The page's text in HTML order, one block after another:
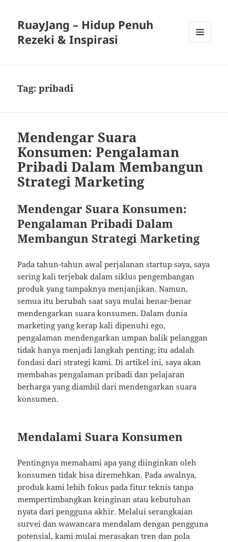
RuayJang – Hidup Penuh
Rezeki & Inspirasi
Tag:pribadi
Mendengar Suara
Konsumen: Pengalaman
Pribadi Dalam Membangun
Strategi Marketing
Mendengar Suara Konsumen:
Pengalaman Pribadi Dalam
Membangun Strategi Marketing
Pada tahun-tahun awal perjalanan startup saya, saya
sering kali terjebak dalam siklus pengembangan
produk yang tampaknya menjanjikan. Namun,
semua itu berubah saat saya mulai benar-benar
mendengarkan suara konsumen. Dalam dunia
marketing yang kerap kali dipenuhi ego,
pengalaman mendengarkan umpan balik pelanggan
tidak hanya menjadi langkah penting; itu adalah
fondasi dari strategi kami. Di artikel ini, saya akan
membahas pengalaman pribadi dan pelajaran
berharga yang diambil dari mendengarkan suara
konsumen.
Mendalami Suara Konsumen
Pentingnya memahami apa yang diinginkan oleh
konsumen tidak bisa diremehkan. Pada awalnya,
produk kami lebih fokus pada fitur teknis tanpa
mempertimbangkan keinginan atau kebutuhan
nyata dari pengguna akhir. Melalui serangkaian
survei dan wawancara mendalam dengan pengguna
potensial, kami mulai merasakan tren dan pola